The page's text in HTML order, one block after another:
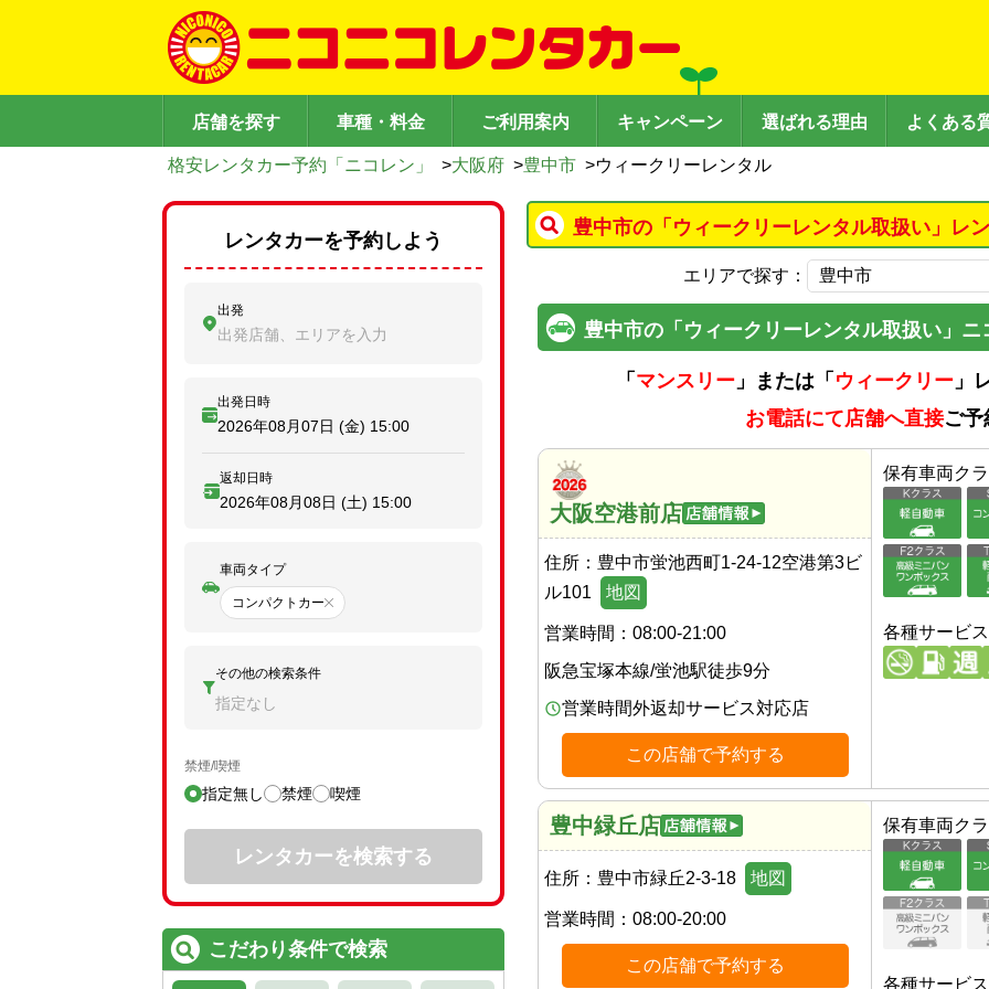
店舗を探す 車種・料金 ご利用案内 キャンペーン 選ばれる理由 よくある
格安レンタカー予約「ニコレン」 >大阪府 >豊中市 >ウィークリーレンタル
豊中市の「ウィークリーレンタル取扱い」レ
エリアで探す：
豊中市の「ウィークリーレンタル取扱い」
「 マンスリー 」または「 ウィークリー 」
お電話にて店舗へ直接ご予
大阪空港前店
住所： 豊中市蛍池西町1-24-12空港第3ビ
ル101
地図
営業時間： 08:00-21:00
阪急宝塚本線/蛍池駅徒歩9分
営業時間外返却サービス対応店
この店舗で予約する
保有車両ク
各種サービス
豊中緑丘店
住所： 豊中市緑丘2-3-18 地図
営業時間： 08:00-20:00
この店舗で予約する
保有車両ク
各種サービス
レンタカーを予約しよう
出発
出発店舗、エリアを入力
出発日時
2026年08月07日 (金) 15:00
返却日時
2026年08月08日 (土) 15:00
車両タイプ
コンパクトカー
その他の検索条件
指定なし
禁煙/喫煙
指定無し 禁煙 喫煙
レンタカーを検索する
こだわり条件で検索